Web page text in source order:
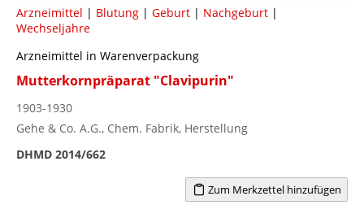
Arzneimittel | Blutung | Geburt | Nachgeburt |
Wechseljahre
Arzneimittel in Warenverpackung
Mutterkornpräparat "Clavipurin"
1903-1930
Gehe & Co. A.G., Chem. Fabrik, Herstellung
DHMD 2014/662
Zum Merkzettel hinzufügen